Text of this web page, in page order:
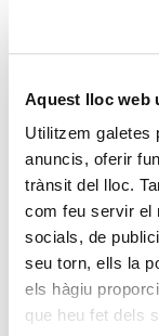
Aquest lloc web
Utilitzem galetes
anuncis, oferir
trànsit del lloc.
com feu servir el
socials, de
seu torn, ells la
els hàgiu
que heu fet dels
La
SEGUEIX
10
internet
SEGUEIX
Moda re-
roba amb
SEGUEIX